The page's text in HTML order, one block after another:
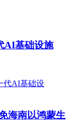
AI基础设施
海南以鸿蒙生